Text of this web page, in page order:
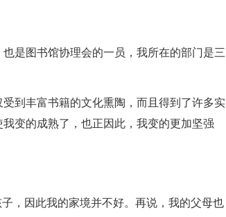
是图书馆协理会的一员，我所在的部门是三
到丰富书籍的文化熏陶，而且得到了许多实
变的成熟了，也正因此，我变的更加坚强
，因此我的家境并不好。再说，我的父母也